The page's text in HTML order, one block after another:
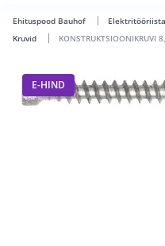
Ehituspood Bauhof
Kruvid
KONSTRUKTSIOONIKRUVI
E-HIND